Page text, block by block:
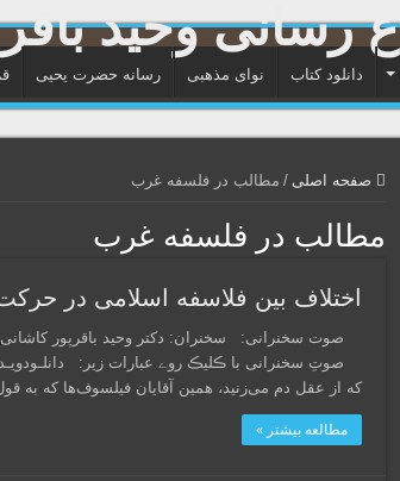
دانلود کتاب نوای مذهبی رسانه حضرت یحیی
صفحه اصلی / مطالب در فلسفه غرب
مطالب در فلسفه غرب
اختلاف بین فلاسفه اسلامی در
که از عقل دم می‌زنید، همین آقایان فیلسوف‌ها که به
مطالعه بیشتر »